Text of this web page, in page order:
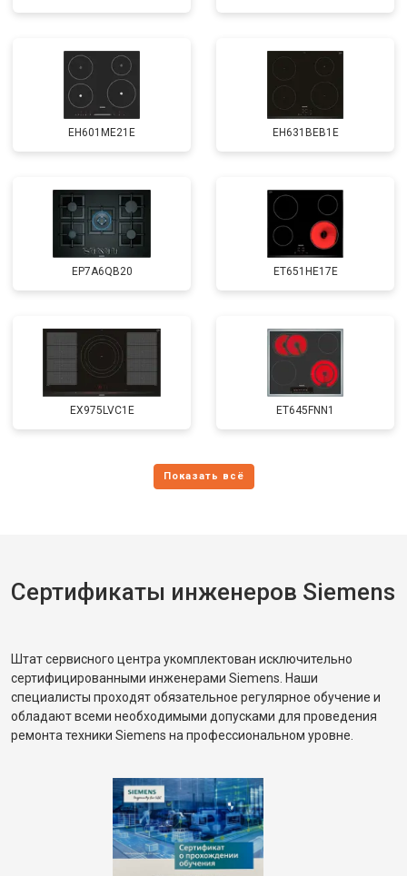
EH601ME21E EH631BEB1E
EP7A6QB20 ET651HE17E
EX975LVC1E ET645FNN1
Сертификаты инженеров Siemens
Штат сервисного центра укомплектован исключительно
сертифицированными инженерами Siemens. Наши
специалисты проходят обязательное регулярное обучение и
обладают всеми необходимыми допусками для проведения
ремонта техники Siemens на профессиональном уровне.